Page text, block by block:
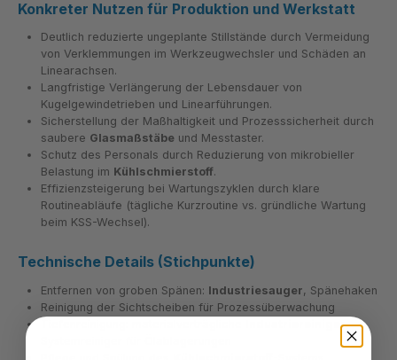
Konkreter Nutzen für Produktion und Werkstatt
Deutlich reduzierte ungeplante Stillstände durch Vermeidung
von Verklemmungen im Werkzeugwechsler und Schäden an
Linearachsen.
Langfristige Verlängerung der Lebensdauer von
Kugelgewindetrieben und Linearführungen.
Sicherstellung der Maßhaltigkeit und Prozesssicherheit durch
saubere Glasmaßstäbeund Messtaster.
Schutz des Personals durch Reduzierung von mikrobieller
Belastung im Kühlschmierstoff.
Effizienzsteigerung bei Wartungszyklen durch klare
Routineabläufe (tägliche Kurzroutine vs. gründliche Wartung
beim KSS-Wechsel).
Technische Details (Stichpunkte)
Entfernen von groben Spänen: Industriesauger, Spänehaken
Reinigung der Sichtscheiben für Prozessüberwachung
Industriereiniger,